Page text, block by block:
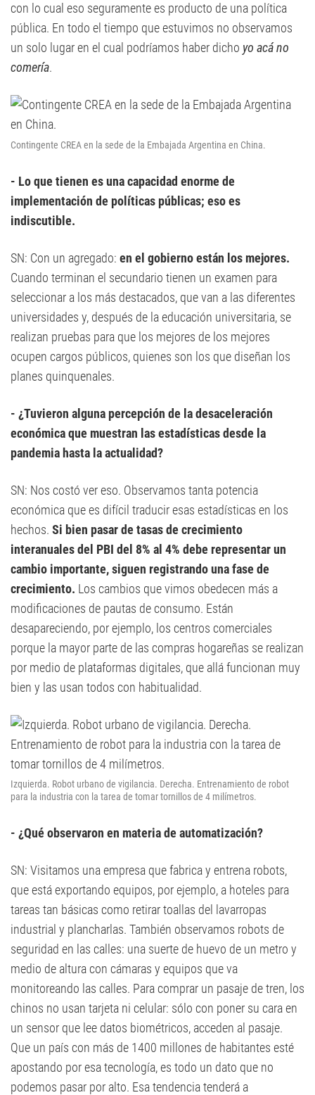
con lo cual eso seguramente es producto de una política
pública. En todo el tiempo que estuvimos no observamos
un solo lugar en el cual podríamos haber dicho yo acá no
comería.
Contingente CREA en la sede de la Embajada Argentina en China.
- Lo que tienen es una capacidad enorme de
implementación de políticas públicas; eso es
indiscutible.
SN: Con un agregado: en el gobierno están los mejores.
Cuando terminan el secundario tienen un examen para
seleccionar a los más destacados, que van a las diferentes
universidades y, después de la educación universitaria, se
realizan pruebas para que los mejores de los mejores
ocupen cargos públicos, quienes son los que diseñan los
planes quinquenales.
- ¿Tuvieron alguna percepción de la desaceleración
económica que muestran las estadísticas desde la
pandemia hasta la actualidad?
SN: Nos costó ver eso. Observamos tanta potencia
económica que es difícil traducir esas estadísticas en los
hechos. Si bien pasar de tasas de crecimiento
interanuales del PBI del 8% al 4% debe representar un
cambio importante, siguen registrando una fase de
crecimiento. Los cambios que vimos obedecen más a
modificaciones de pautas de consumo. Están
desapareciendo, por ejemplo, los centros comerciales
porque la mayor parte de las compras hogareñas se realizan
por medio de plataformas digitales, que allá funcionan muy
bien y las usan todos con habitualidad.
Izquierda. Robot urbano de vigilancia. Derecha. Entrenamiento de robot
para la industria con la tarea de tomar tornillos de 4 milímetros.
- ¿Qué observaron en materia de automatización?
SN: Visitamos una empresa que fabrica y entrena robots,
que está exportando equipos, por ejemplo, a hoteles para
tareas tan básicas como retirar toallas del lavarropas
industrial y plancharlas. También observamos robots de
seguridad en las calles: una suerte de huevo de un metro y
medio de altura con cámaras y equipos que va
monitoreando las calles. Para comprar un pasaje de tren, los
chinos no usan tarjeta ni celular: sólo con poner su cara en
un sensor que lee datos biométricos, acceden al pasaje.
Que un país con más de 1400 millones de habitantes esté
apostando por esa tecnología, es todo un dato que no
podemos pasar por alto. Esa tendencia tenderá a